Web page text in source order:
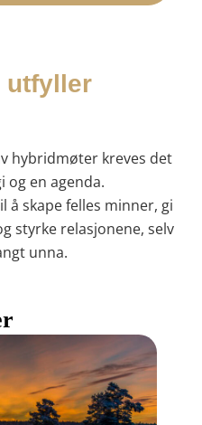
utfyller
hybridmøter kreves det
og en agenda.
å skape felles minner, gi
styrke relasjonene, selv
unna.